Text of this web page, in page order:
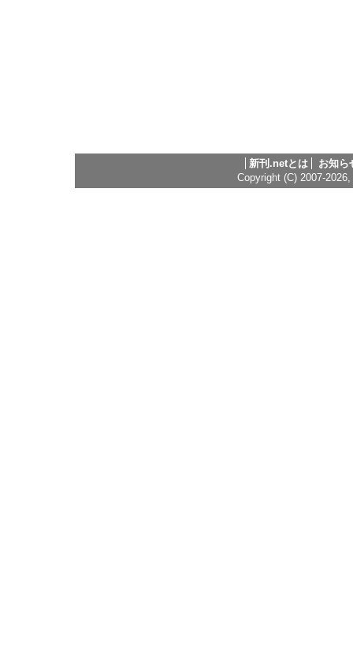
新刊.netとは
お知ら
Copyright (C) 2007-2026,